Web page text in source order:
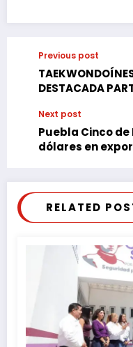
Previous post
DESTACADA
Next post
Puebla Cinco
dólares en
RELATED